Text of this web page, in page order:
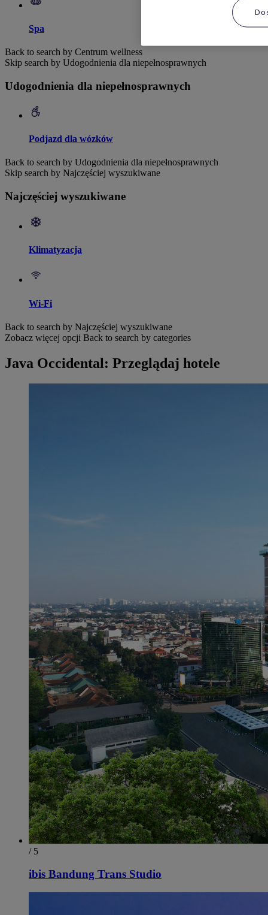
Spa
Back to search by Centrum wellness
Skip search by Udogodnienia dla niepełnosprawnych
Udogodnienia dla niepełnosprawnych
Podjazd dla wózków
Back to search by Udogodnienia dla niepełnosprawnych
Skip search by Najczęściej wyszukiwane
Najczęściej wyszukiwane
Klimatyzacja
Wi-Fi
Back to search by Najczęściej wyszukiwane
Zobacz więcej opcji Back to search by categories
Java Occidental: Przeglądaj hotele
/ 5
ibis Bandung Trans Studio